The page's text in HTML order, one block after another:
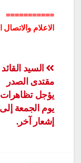
===========
الاعلام
تصفّح
المقالات
السيد القائد
مقتدى الصدر
يؤجل تظاهرات
يوم الجمعة إلى
إشعار آخر.